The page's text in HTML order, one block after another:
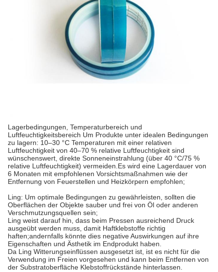
Lagerbedingungen, Temperaturbereich und
Luftfeuchtigkeitsbereich Um Produkte unter idealen Bedingungen
zu lagern: 10–30 °C Temperaturen mit einer relativen
Luftfeuchtigkeit von 40–70 % relative Luftfeuchtigkeit sind
wünschenswert, direkte Sonneneinstrahlung (über 40 °C/75 %
relative Luftfeuchtigkeit) vermeiden.Es wird eine Lagerdauer von
6 Monaten mit empfohlenen Vorsichtsmaßnahmen wie der
Entfernung von Feuerstellen und Heizkörpern empfohlen;
Ling: Um optimale Bedingungen zu gewährleisten, sollten die
Oberflächen der Objekte sauber und frei von Öl oder anderen
Verschmutzungsquellen sein;
Ling weist darauf hin, dass beim Pressen ausreichend Druck
ausgeübt werden muss, damit Haftklebstoffe richtig
haften;andernfalls könnte dies negative Auswirkungen auf ihre
Eigenschaften und Ästhetik im Endprodukt haben.
Da Ling Witterungseinflüssen ausgesetzt ist, ist es nicht für die
Verwendung im Freien vorgesehen und kann beim Entfernen von
der Substratoberfläche Klebstoffrückstände hinterlassen.